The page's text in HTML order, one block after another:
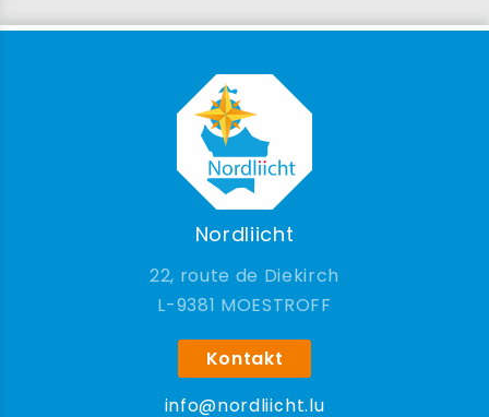
Nordliicht
22, route de Diekirch
9381 MOESTROFF
Kontakt
info@nordliicht.lu